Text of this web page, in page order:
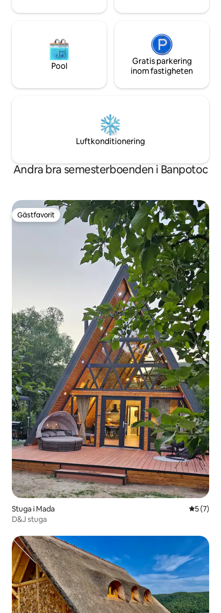
vardagsrum med king size-säng,
internet, luftkonditionering med
inverter, LED-belysning, garderob,
skohylla, bord och strykjärn). Platsen är
ny och har egen värmepanna och tripan-
ljudisolering för din lugn. Kaffe, te, stilla
all information: turistattraktioner,
restauranger, rekreationsställen.
Pool
Gratis parkering
inom fastigheten
Luftkonditionering
Andra bra semesterboenden i Banpotoc
Gästfavorit
Gästfavorit
Stuga i Mada 5 av 5 i
5 (7)
D&J stuga